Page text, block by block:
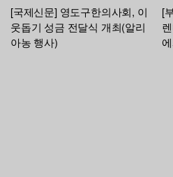
[국제신문] 영도구한의사회, 이
웃돕기 성금 전달식 개최(알리
아농 행사)
[